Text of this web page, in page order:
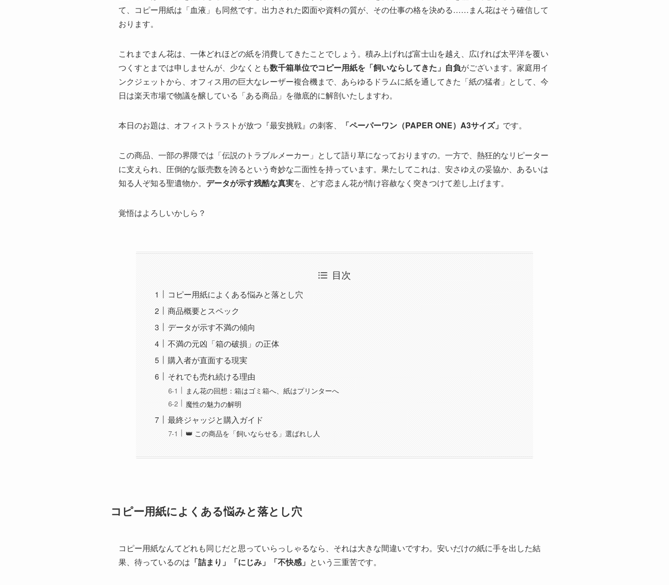
て、コピー用紙は「血液」も同然です。出力された図面や資料の質が、その仕事の格を決める……まん花はそう確信して
おります。
これまでまん花は、一体どれほどの紙を消費してきたことでしょう。積み上げれば富士山を越え、広げれば太平洋を覆い
つくすとまでは申しませんが、少なくとも数千箱単位でコピー用紙を「飼いならしてきた」自負がございます。家庭用イ
ンクジェットから、オフィス用の巨大なレーザー複合機まで、あらゆるドラムに紙を通してきた「紙の猛者」として、今
日は楽天市場で物議を醸している「ある商品」を徹底的に解剖いたしますわ。
本日のお題は、オフィストラストが放つ『最安挑戦』の刺客、 「ペーパーワン（PAPER ONE）A3サイズ」 です。
この商品、一部の界隈では「伝説のトラブルメーカー」として語り草になっておりますの。一方で、熱狂的なリピーター
に支えられ、圧倒的な販売数を誇るという奇妙な二面性を持っています。果たしてこれは、安さゆえの妥協か、あるいは
知る人ぞ知る聖遺物か。 データが示す残酷な真実を、どす恋まん花が情け容赦なく突きつけて差し上げます。
覚悟はよろしいかしら？
目次
コピー用紙によくある悩みと落とし穴
商品概要とスペック
データが示す不満の傾向
不満の元凶「箱の破損」の正体
購入者が直面する現実
それでも売れ続ける理由
まん花の回想：箱はゴミ箱へ、紙はプリンターへ
魔性の魅力の解明
最終ジャッジと購入ガイド
👑 この商品を「飼いならせる」選ばれし人
コピー用紙によくある悩みと落とし穴
コピー用紙なんてどれも同じだと思っていらっしゃるなら、それは大きな間違いですわ。安いだけの紙に手を出した結
果、待っているのは 「詰まり」「にじみ」「不快感」 という三重苦です。